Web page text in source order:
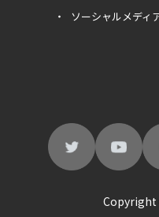
ソーシャルメディ
Copyright